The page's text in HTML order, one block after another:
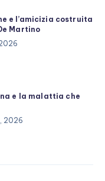
e l’amicizia costruita
Martino
e la malattia che
2026